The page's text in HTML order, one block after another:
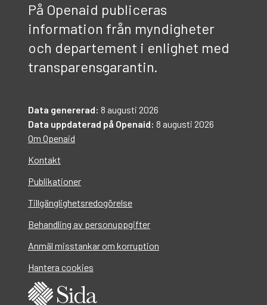
På Openaid publiceras
information från myndigheter
och departement i enlighet med
transparensgarantin.
Data genererad: 8 augusti 2026
Data uppdaterad på Openaid: 8 augusti 2026
Om Openaid
Kontakt
Publikationer
Tillgänglighetsredogörelse
Behandling av personuppgifter
Anmäl misstankar om korruption
Hantera cookies